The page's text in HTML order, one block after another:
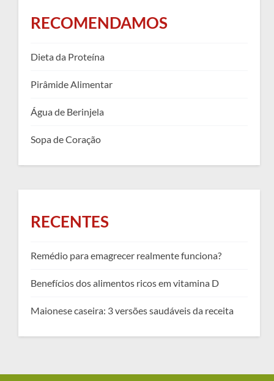
RECOMENDAMOS
Dieta da Proteína
Pirâmide Alimentar
Água de Berinjela
Sopa de Coração
RECENTES
Remédio para emagrecer realmente funciona?
Benefícios dos alimentos ricos em vitamina D
Maionese caseira: 3 versões saudáveis da receita